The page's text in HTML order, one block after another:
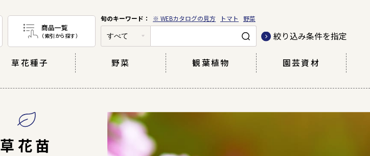
商品一覧
（索引から探す）
※ WEBカタログの見方 トマト 野菜
絞り込み条件を指定
草花種子 野菜 観葉植物 園芸資材
草花苗